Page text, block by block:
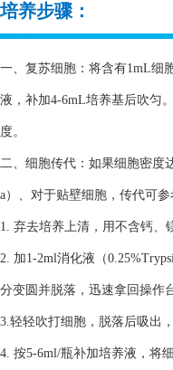
培养步骤：
一、复苏细胞：将含有1mL细
液，补加4-6mL培养基后吹匀
度。
二、细胞传代：如果细胞密度
a）、对于贴壁细胞，传代可参
1. 弃去培养上清，用不含钙、
2. 加1-2ml消化液（
分变圆并脱落，迅速拿回操作
3.轻轻吹打细胞，脱落后吸出
4. 按5-6ml/瓶补加培养液，将